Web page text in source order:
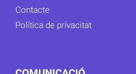
Contacte
Política de privacitat